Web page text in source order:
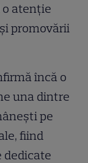
atenție
promovării
încă o
una dintre
pe
fiind